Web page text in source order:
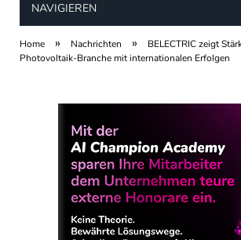
NAVIGIEREN
Home » Nachrichten »
BELECTRIC zeigt
Photovoltaik-Branche mit internationalen Erfolgen